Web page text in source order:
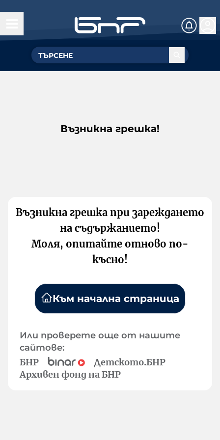
Възникна грешка!
Възникна грешка при зареждането
на съдържанието!
Моля, опитайте отново по-
късно!
Към начална страница
Или проверете още от нашите
сайтове:
БНР
Детското.БНР
Архивен фонд на БНР